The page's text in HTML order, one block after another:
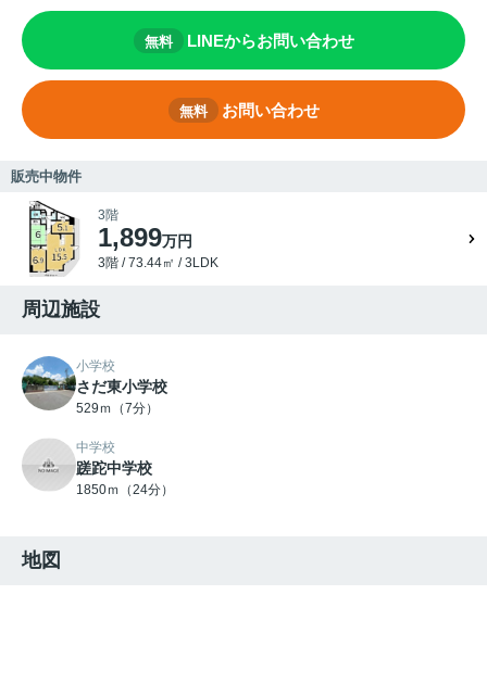
無料 LINEからお問い合わせ
無料 お問い合わせ
販売中物件
3階
1,899万円
3階 / 73.44㎡ / 3LDK
周辺施設
小学校
さだ東小学校
529ｍ（7分）
中学校
蹉跎中学校
1850ｍ（24分）
地図